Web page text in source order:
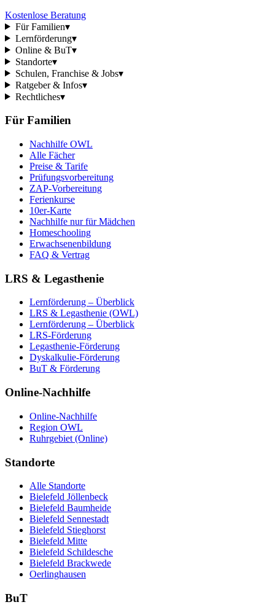
Kostenlose Beratung
Für Familien▾
Lernförderung▾
Online & BuT▾
Standorte▾
Schulen, Franchise & Jobs▾
Ratgeber & Infos▾
Rechtliches▾
Für Familien
Nachhilfe OWL
Alle Fächer
Preise & Tarife
Prüfungsvorbereitung
ZAP-Vorbereitung
Ferienkurse
10er-Karte
Nachhilfe nur für Mädchen
Homeschooling
Erwachsenenbildung
FAQ & Vertrag
LRS & Legasthenie
Lernförderung – Überblick
LRS & Legasthenie (OWL)
Lernförderung – Überblick
LRS-Förderung
Legasthenie-Förderung
Dyskalkulie-Förderung
BuT & Förderung
Online-Nachhilfe
Online-Nachhilfe
Region OWL
Ruhrgebiet (Online)
Standorte
Alle Standorte
Bielefeld Jöllenbeck
Bielefeld Baumheide
Bielefeld Sennestadt
Bielefeld Stieghorst
Bielefeld Mitte
Bielefeld Schildesche
Bielefeld Brackwede
Oerlinghausen
BuT